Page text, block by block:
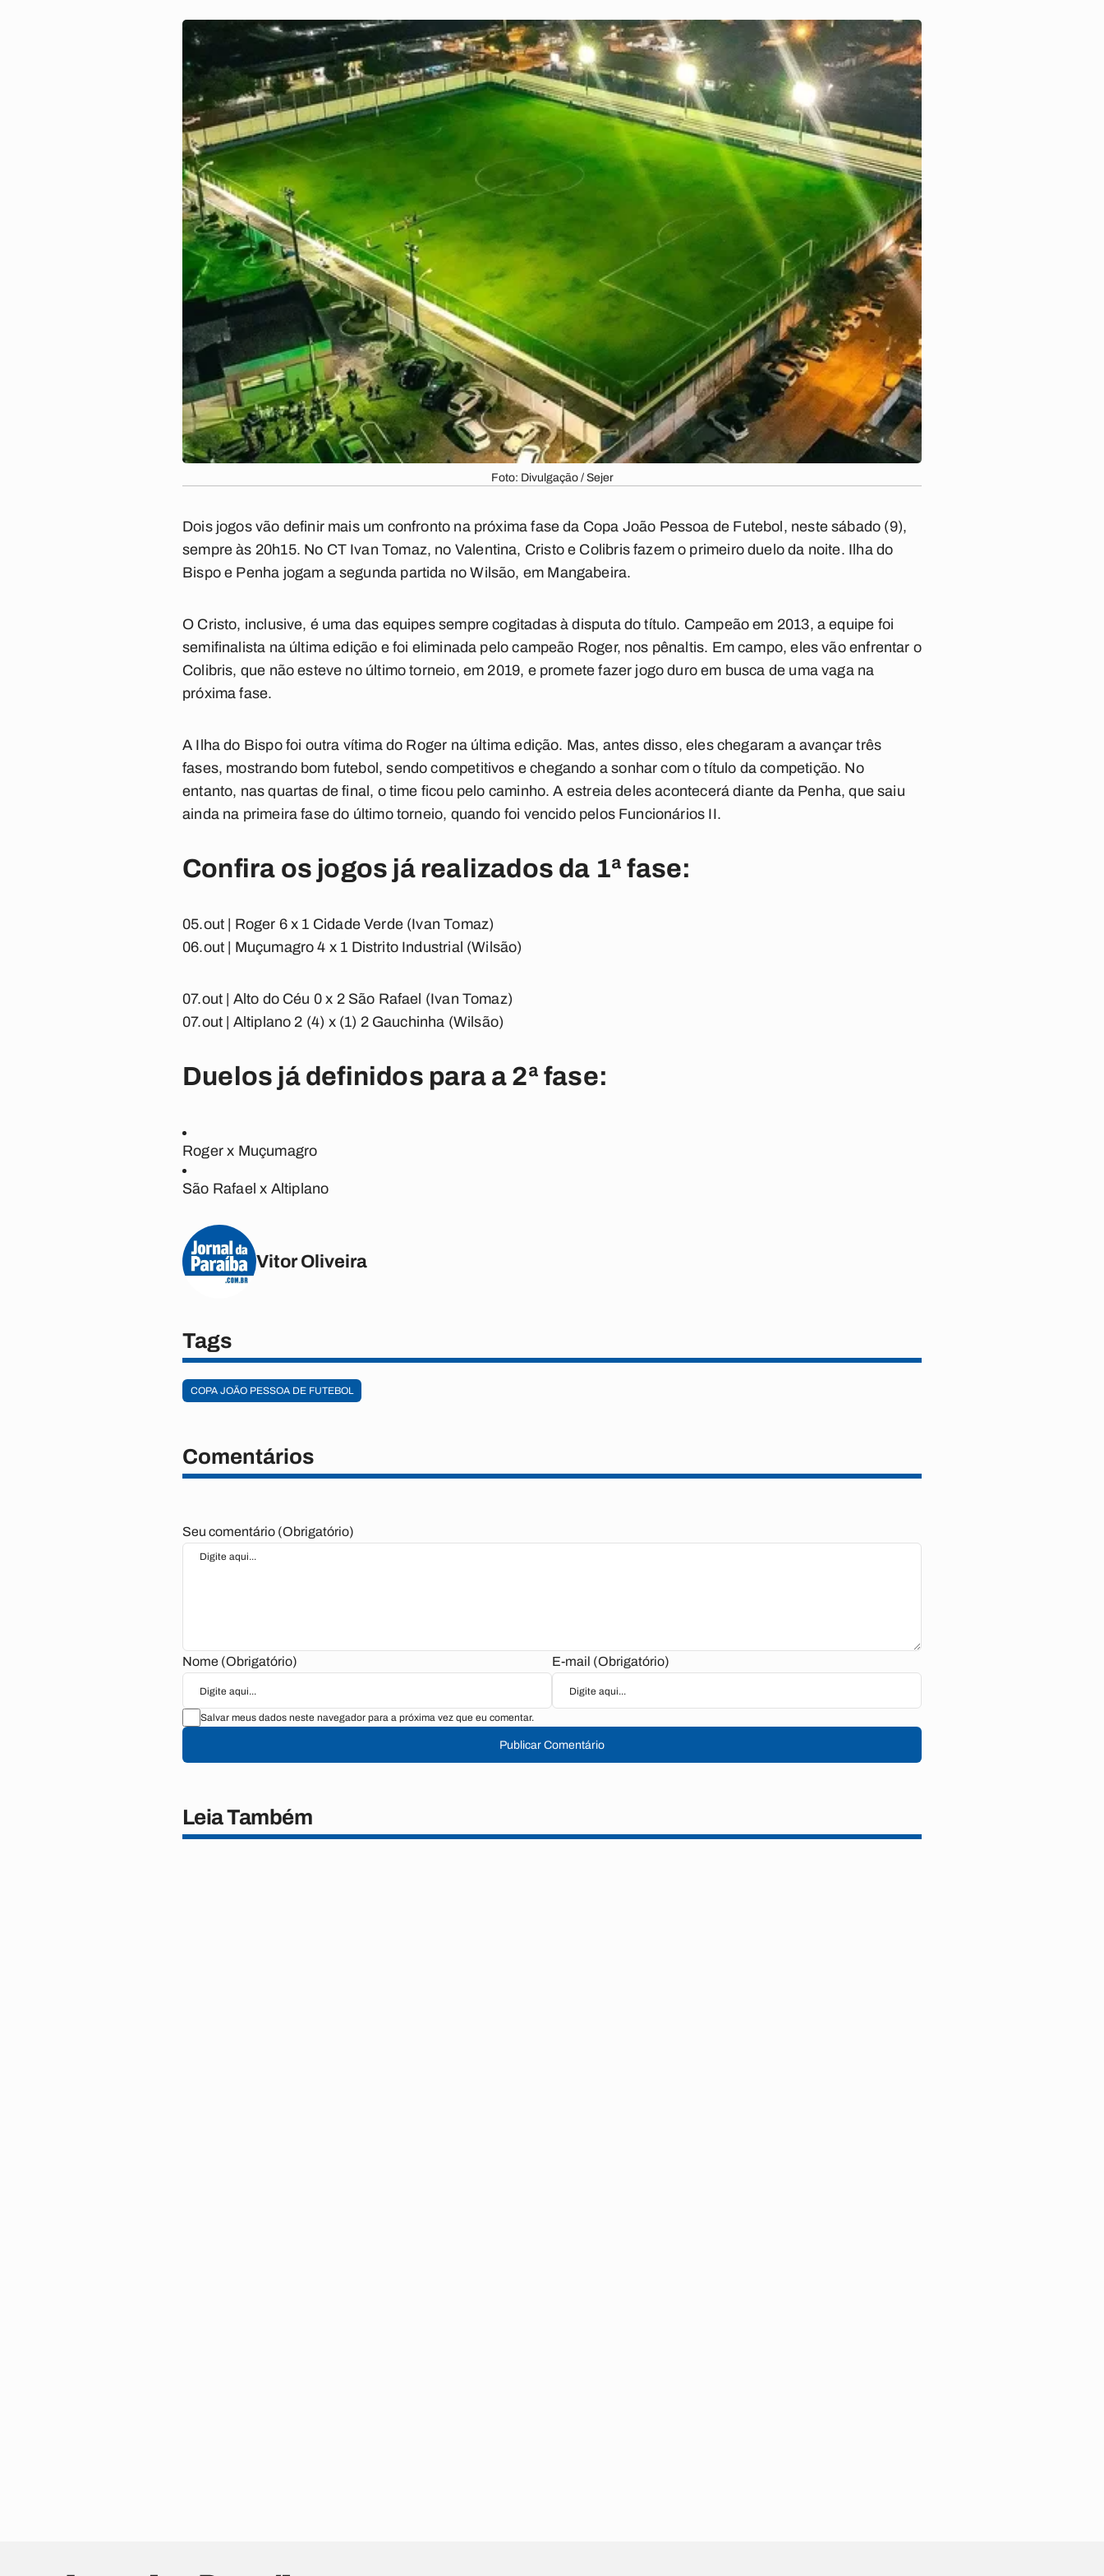
Foto: Divulgação / Sejer
Dois jogos vão definir mais um confronto na próxima fase da Copa João Pessoa de Futebol, neste sábado (9),
sempre às 20h15. No CT Ivan Tomaz, no Valentina, Cristo e Colibris fazem o primeiro duelo da noite. Ilha do
Bispo e Penha jogam a segunda partida no Wilsão, em Mangabeira.
O Cristo, inclusive, é uma das equipes sempre cogitadas à disputa do título. Campeão em 2013, a equipe foi
semifinalista na última edição e foi eliminada pelo campeão Roger, nos pênaltis. Em campo, eles vão enfrentar o
Colibris, que não esteve no último torneio, em 2019, e promete fazer jogo duro em busca de uma vaga na
próxima fase.
A Ilha do Bispo foi outra vítima do Roger na última edição. Mas, antes disso, eles chegaram a avançar três
fases, mostrando bom futebol, sendo competitivos e chegando a sonhar com o título da competição. No
entanto, nas quartas de final, o time ficou pelo caminho. A estreia deles acontecerá diante da Penha, que saiu
ainda na primeira fase do último torneio, quando foi vencido pelos Funcionários II.
Confira os jogos já realizados da 1ª fase:
05.out | Roger 6 x 1 Cidade Verde (Ivan Tomaz)
06.out | Muçumagro 4 x 1 Distrito Industrial (Wilsão)
07.out | Alto do Céu 0 x 2 São Rafael (Ivan Tomaz)
07.out | Altiplano 2 (4) x (1) 2 Gauchinha (Wilsão)
Duelos já definidos para a 2ª fase:
Roger x Muçumagro
São Rafael x Altiplano
Vitor Oliveira
Tags
COPA JOÃO PESSOA DE FUTEBOL
Comentários
Seu comentário (Obrigatório)
Nome (Obrigatório) E-mail (Obrigatório)
Salvar meus dados neste navegador para a próxima vez que eu comentar.
Publicar Comentário
Leia Também